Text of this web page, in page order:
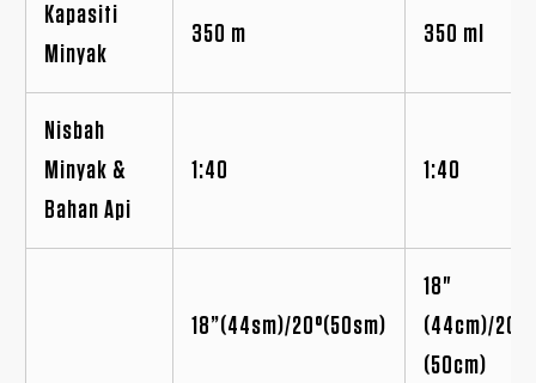
Kapasiti
Minyak
350 m 350 ml
Nisbah
Minyak &
Bahan Api
1:40 1:40
18”(44sm)/20°(50sm)
18"
(44cm)/20"
(50cm)